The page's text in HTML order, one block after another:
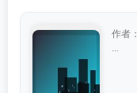
作者：